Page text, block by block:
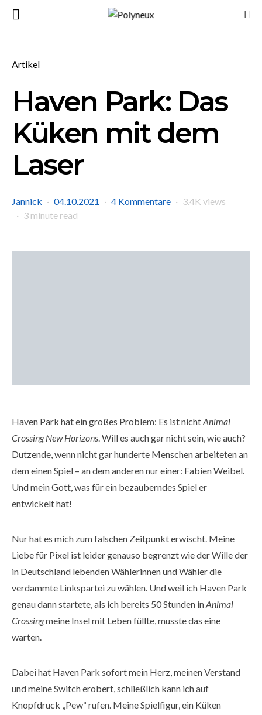
Artikel
Haven Park: Das
Küken mit dem
Laser
Jannick 04.10.2021 4 Kommentare
3.4K views
3 minute read
Haven Park hat ein großes Problem: Es ist nichtAnimal
Crossing New Horizons . Will es auch gar nicht sein, wie auch?
Dutzende, wenn nicht gar hunderte Menschen arbeiteten an
dem einen Spiel – an dem anderen nur einer: Fabien Weibel.
Und mein Gott, was für ein bezauberndes Spiel er
entwickelt hat!
Nur hat es mich zum falschen Zeitpunkt erwischt. Meine
Liebe für Pixel ist leider genauso begrenzt wie der Wille der
in Deutschland lebenden Wählerinnen und Wähler die
verdammte Linkspartei zu wählen. Und weil ich Haven Park
genau dann startete, als ich bereits 50 Stunden inAnimal
Crossingmeine Insel mit Leben füllte, musste das eine
warten.
Dabei hat Haven Park sofort mein Herz, meinen Verstand
und meine Switch erobert, schließlich kann ich auf
Knopfdruck „Pew“ rufen. Meine Spielfigur, ein Küken